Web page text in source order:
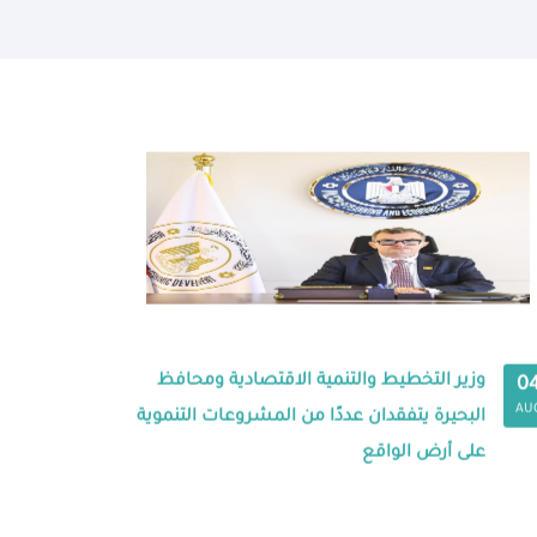
وزير التخطيط والتنمية الاقتصادية ومحافظ
البحيرة يتفقدان عددًا من المشروعات التنموية
على أرض الواقع